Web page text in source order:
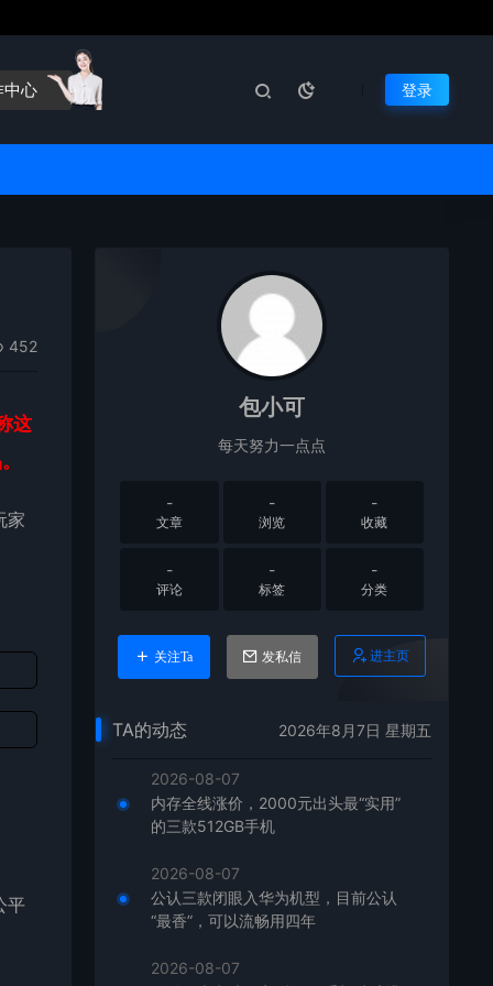
心 登录
452
这
家
平
包小可
每天努力一点点
-
文章
-
浏览
-
收藏
-
评论
-
标签
-
分类
关注Ta 发私信 进主页
TA的动态 2026年8月7日 星期五
2026-08-07
内存全线涨价，2000元出头最“实用”
的三款512GB手机
2026-08-07
公认三款闭眼入华为机型，目前公认
“最香”，可以流畅用四年
2026-08-07